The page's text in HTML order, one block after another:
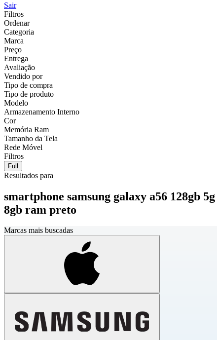
Sair
Filtros
Ordenar
Categoria
Marca
Preço
Entrega
Avaliação
Vendido por
Tipo de compra
Tipo de produto
Modelo
Armazenamento Interno
Cor
Memória Ram
Tamanho da Tela
Rede Móvel
Filtros
Full
Resultados para
smartphone samsung galaxy a56 128gb 5g
8gb ram preto
Marcas mais buscadas